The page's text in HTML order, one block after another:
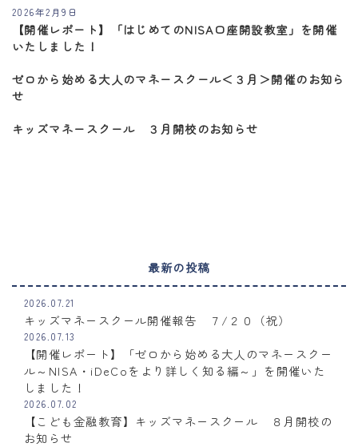
2026年2月9日
【開催レポート】「はじめてのNISA口座開設教室」を開催
いたしました！
ゼロから始める大人のマネースクール＜３月＞開催のお知ら
せ
キッズマネースクール ３月開校のお知らせ
最新の投稿
2026.07.21
キッズマネースクール開催報告 ７/２０（祝）
2026.07.13
【開催レポート】「ゼロから始める大人のマネースクー
ル～NISA・iDeCoをより詳しく知る編～」を開催いた
しました！
2026.07.02
【こども金融教育】キッズマネースクール ８月開校の
お知らせ